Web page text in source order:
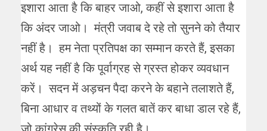
इशारा आता है कि बाहर जाओ, कहीं से इशारा आता है
कि अंदर जाओ। मंत्री जवाब दे रहे तो सुनने को तैयार
नहीं है। हम नेता प्रतिपक्ष का सम्मान करते हैं, इसका
अर्थ यह नहीं है कि पूर्वाग्रह से ग्रस्त होकर व्यवधान
करें। सदन में अड़चन पैदा करने के बहाने तलाशते हैं,
बिना आधार व तथ्यों के गलत बातें कर बाधा डाल रहे हैं,